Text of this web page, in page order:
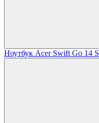
Ноутбук Acer Swift Go 14